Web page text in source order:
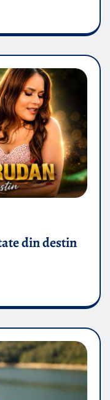
din destin